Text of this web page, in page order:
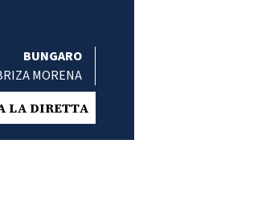
BUNGARO
MORENA
LA DIRETTA